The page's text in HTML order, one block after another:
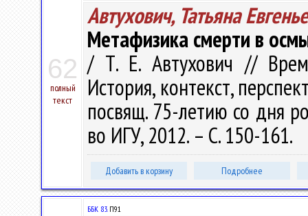
62
полный
текст
Автухович, Татьяна
Метафизика смерти в
/ Т. Е. Автухович //
История, контекст,
посвящ. 75-летию со дня
во ИГУ, 2012. – С. 150-161.
Добавить в корзину Подробнее
ББК 83.П91